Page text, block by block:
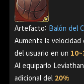
Artefacto: Balón del
Aumenta la
del usuario en un
Al equiparlo
adicional del 20%